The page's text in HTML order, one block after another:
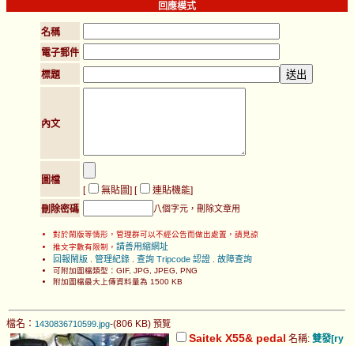
回應模式
名稱
電子郵件
標題
內文
圖檔
[
無貼圖] [ 連貼機能]
刪除密碼
八個字元，刪除文章用
對於鬧版等情形，管理群可以不經公告而做出處置，請見諒
推文字數有限制， 請善用縮網址
回報鬧版
管理紀錄 查詢 Tripcode 認證 故障查詢
可附加圖檔類型：GIF, JPG, JPEG, PNG
附加圖檔最大上傳資料量為 1500 KB
檔名： 1430836710599.jpg-(806 KB) 預覽
Saitek X55& pedal 名稱: 雙發[ry